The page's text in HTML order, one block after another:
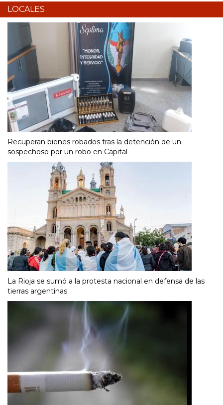
LOCALES
Recuperan bienes robados tras la detención de un
sospechoso por un robo en Capital
La Rioja se sumó a la protesta nacional en defensa de las
tierras argentinas